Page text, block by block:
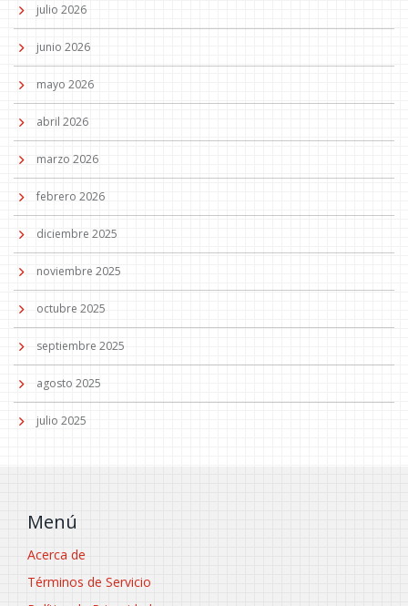
julio 2026
junio 2026
mayo 2026
abril 2026
marzo 2026
febrero 2026
diciembre 2025
noviembre 2025
octubre 2025
septiembre 2025
agosto 2025
julio 2025
Menú
Acerca de
Términos de Servicio